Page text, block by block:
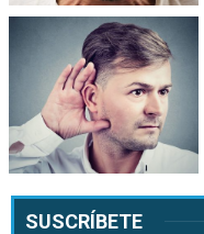
SUSCRÍBETE